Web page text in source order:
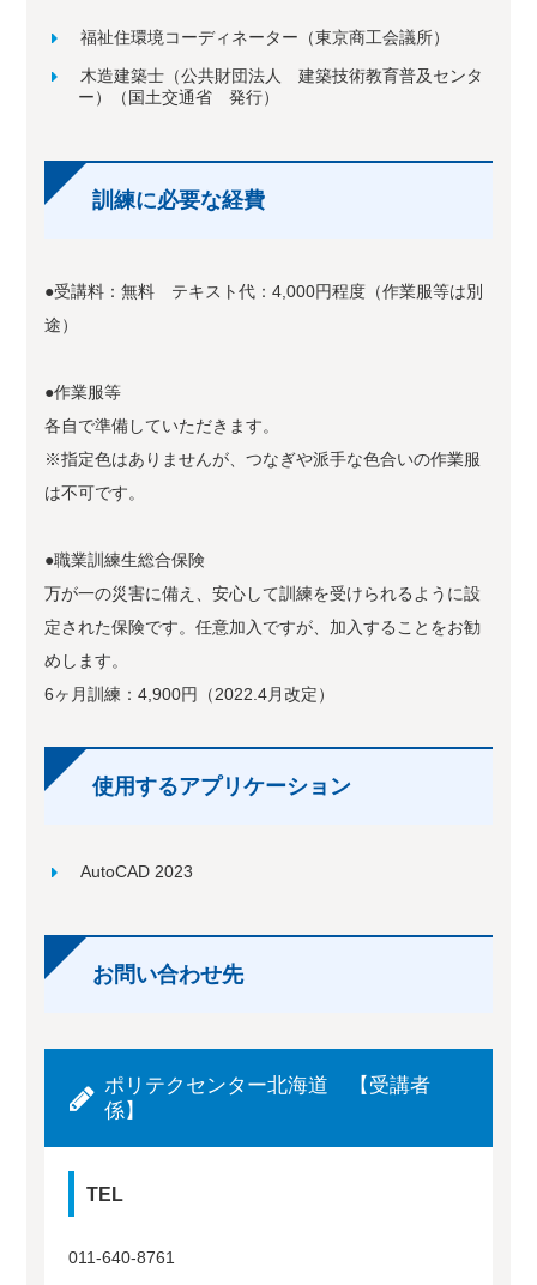
福祉住環境コーディネーター（東京商工会議所）
木造建築士（公共財団法人 建築技術教育普及センタ
ー）（国土交通省 発行）
訓練に必要な経費
●受講料：無料 テキスト代：4,000円程度（作業服等は別
途）
●作業服等
各自で準備していただきます。
※指定色はありませんが、つなぎや派手な色合いの作業服
は不可です。
●職業訓練生総合保険
万が一の災害に備え、安心して訓練を受けられるように設
定された保険です。任意加入ですが、加入することをお勧
めします。
6ヶ月訓練：4,900円（2022.4月改定）
使用するアプリケーション
AutoCAD 2023
お問い合わせ先
ポリテクセンター北海道 【受講者
係】
TEL
011-640-8761